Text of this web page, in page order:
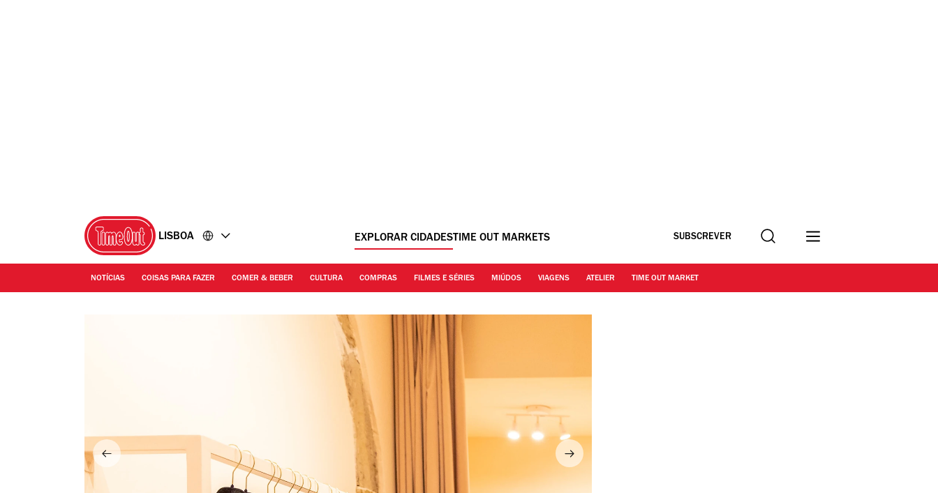
LISBOA EXPLORAR CIDADESTIME OUT MARKETS SUBSCREVER Procurar
NOTÍCIAS COISAS PARA FAZER COMER & BEBER CULTURA COMPRAS FILMES E SÉRIES MIÚDOS VIAGENS ATELIER TIME OUT MARKET